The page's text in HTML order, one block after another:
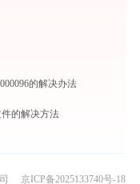
的解决办法
件的解决方法
京ICP备2025133740号-18